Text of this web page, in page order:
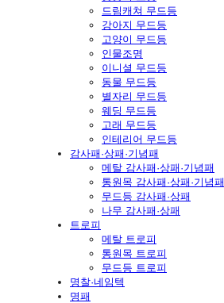
드림캐쳐 무드등
강아지 무드등
고양이 무드등
인물조명
이니셜 무드등
동물 무드등
별자리 무드등
웨딩 무드등
고래 무드등
인테리어 무드등
감사패·상패·기념패
메탈 감사패·상패·기념패
통원목 감사패·상패·기념패
무드등 감사패·상패
나무 감사패·상패
트로피
메탈 트로피
통원목 트로피
무드등 트로피
명찰·네임텍
명패